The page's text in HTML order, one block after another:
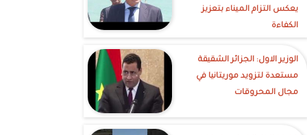
يعكس التزام الميناء بتعزيز
الكفاءة
الوزير الاول: الجزائر الشقيقة
مستعدة لتزويد موريتانيا في
مجال المحروقات